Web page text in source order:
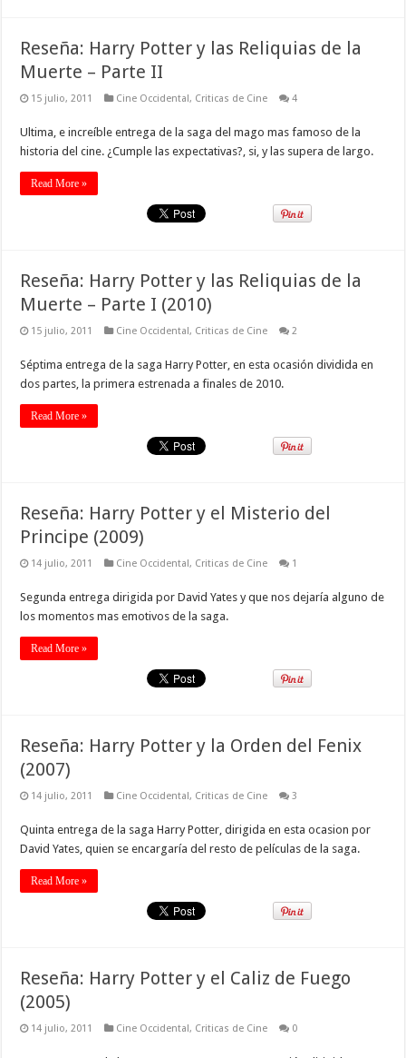
Reseña: Harry Potter y las Reliquias de la
Muerte – Parte II
15 julio, 2011 Cine Occidental, Criticas de Cine 4
Ultima, e increíble entrega de la saga del mago mas famoso de la
historia del cine. ¿Cumple las expectativas?, si, y las supera de largo.
Read More »
Reseña: Harry Potter y las Reliquias de la
Muerte – Parte I (2010)
15 julio, 2011 Cine Occidental, Criticas de Cine 2
Séptima entrega de la saga Harry Potter, en esta ocasión dividida en
dos partes, la primera estrenada a finales de 2010.
Read More »
Reseña: Harry Potter y el Misterio del
Principe (2009)
14 julio, 2011 Cine Occidental, Criticas de Cine 1
Segunda entrega dirigida por David Yates y que nos dejaría alguno de
los momentos mas emotivos de la saga.
Read More »
Reseña: Harry Potter y la Orden del Fenix
(2007)
14 julio, 2011 Cine Occidental, Criticas de Cine 3
Quinta entrega de la saga Harry Potter, dirigida en esta ocasion por
David Yates, quien se encargaría del resto de películas de la saga.
Read More »
Reseña: Harry Potter y el Caliz de Fuego
(2005)
14 julio, 2011 Cine Occidental, Criticas de Cine 0